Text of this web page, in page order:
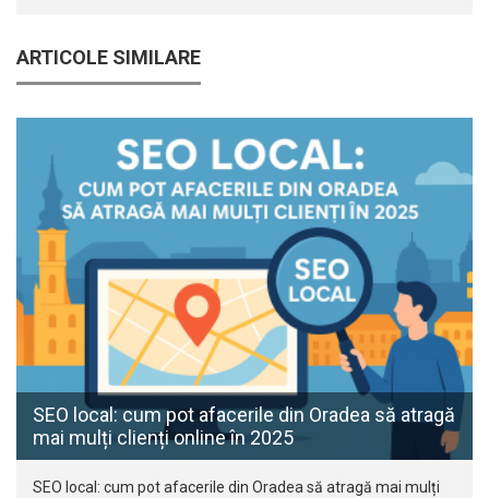
ARTICOLE SIMILARE
SEO local: cum pot afacerile din Oradea să atragă
mai mulți clienți online în 2025
SEO local: cum pot afacerile din Oradea să atragă mai mulți